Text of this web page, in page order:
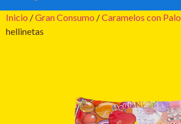
Inicio /Gran Consumo /Caramelos con Palo
hellinetas